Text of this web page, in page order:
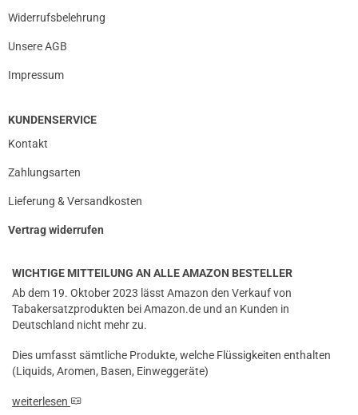
Widerrufsbelehrung
Unsere AGB
Impressum
KUNDENSERVICE
Kontakt
Zahlungsarten
Lieferung & Versandkosten
Vertrag widerrufen
WICHTIGE MITTEILUNG AN ALLE AMAZON BESTELLER
Ab dem 19. Oktober 2023 lässt Amazon den Verkauf von
Tabakersatzprodukten bei Amazon.de und an Kunden in
Deutschland nicht mehr zu.
Dies umfasst sämtliche Produkte, welche Flüssigkeiten enthalten
(Liquids, Aromen, Basen, Einweggeräte)
weiterlesen